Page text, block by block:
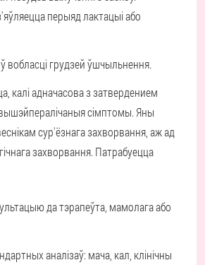
перыяд лактацыі або
вобласці грудзей ўшчыльнення.
калі адначасова з затвердением
сімптомы. Яны
сур'ёзнага захворвання, аж ад
захворвання. Патрабуецца
да тэрапеўта, мамолага або
аналізаў: мача, кал, клінічны